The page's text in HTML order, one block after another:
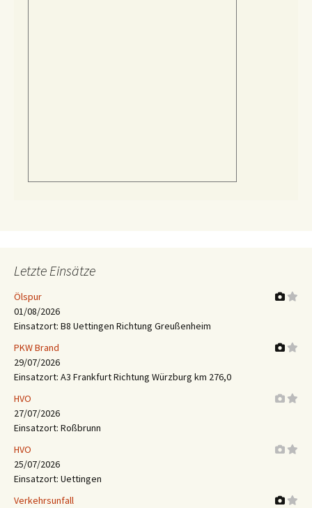
Letzte Einsätze
Ölspur
01/08/2026
Einsatzort: B8 Uettingen Richtung Greußenheim
PKW Brand
29/07/2026
Einsatzort: A3 Frankfurt Richtung Würzburg km 276,0
HVO
27/07/2026
Einsatzort: Roßbrunn
HVO
25/07/2026
Einsatzort: Uettingen
Verkehrsunfall